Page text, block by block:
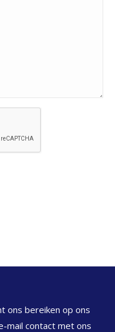
ons bereiken op ons
mail contact met ons